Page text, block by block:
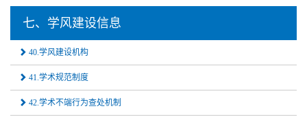
七、学风建设信息
40.学风建设机构
41.学术规范制度
42.学术不端行为查处机制